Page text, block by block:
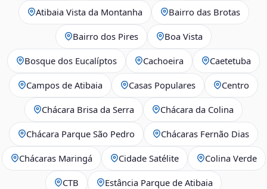
Atibaia Vista da Montanha Bairro das Brotas
Bairro dos Pires Boa Vista
Bosque dos Eucalíptos Cachoeira Caetetuba
Campos de Atibaia Casas Populares Centro
Chácara Brisa da Serra Chácara da Colina
Chácara Parque São Pedro Chácaras Fernão Dias
Chácaras Maringá Cidade Satélite Colina Verde
CTB Estância Parque de Atibaia